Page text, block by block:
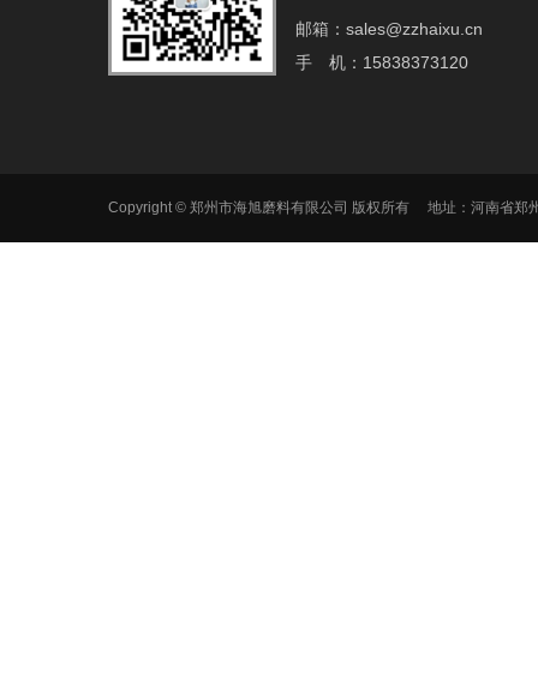
邮箱：sales@zzhaixu.cn
手 机：15838373120
Copyright © 郑州市海旭磨料有限公司 版权所有 地址：河南省